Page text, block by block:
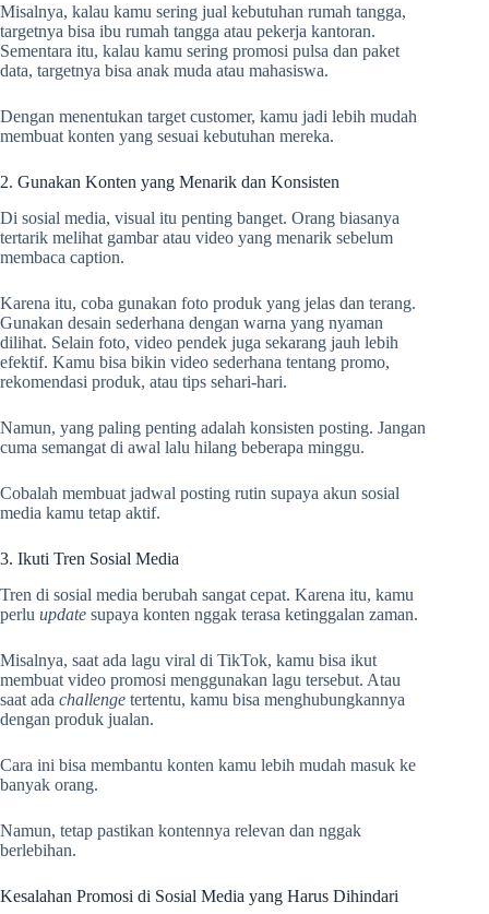
Misalnya, kalau kamu sering jual kebutuhan rumah tangga,
targetnya bisa ibu rumah tangga atau pekerja kantoran.
Sementara itu, kalau kamu sering promosi pulsa dan paket
data, targetnya bisa anak muda atau mahasiswa.
Dengan menentukan target customer, kamu jadi lebih mudah
membuat konten yang sesuai kebutuhan mereka.
2. Gunakan Konten yang Menarik dan Konsisten
Di sosial media, visual itu penting banget. Orang biasanya
tertarik melihat gambar atau video yang menarik sebelum
membaca caption.
Karena itu, coba gunakan foto produk yang jelas dan terang.
Gunakan desain sederhana dengan warna yang nyaman
dilihat. Selain foto, video pendek juga sekarang jauh lebih
efektif. Kamu bisa bikin video sederhana tentang promo,
rekomendasi produk, atau tips sehari-hari.
Namun, yang paling penting adalah konsisten posting. Jangan
cuma semangat di awal lalu hilang beberapa minggu.
Cobalah membuat jadwal posting rutin supaya akun sosial
media kamu tetap aktif.
3. Ikuti Tren Sosial Media
Tren di sosial media berubah sangat cepat. Karena itu, kamu
perlu update supaya konten nggak terasa ketinggalan zaman.
Misalnya, saat ada lagu viral di TikTok, kamu bisa ikut
membuat video promosi menggunakan lagu tersebut. Atau
saat ada challenge tertentu, kamu bisa menghubungkannya
dengan produk jualan.
Cara ini bisa membantu konten kamu lebih mudah masuk ke
banyak orang.
Namun, tetap pastikan kontennya relevan dan nggak
berlebihan.
Kesalahan Promosi di Sosial Media yang Harus Dihindari